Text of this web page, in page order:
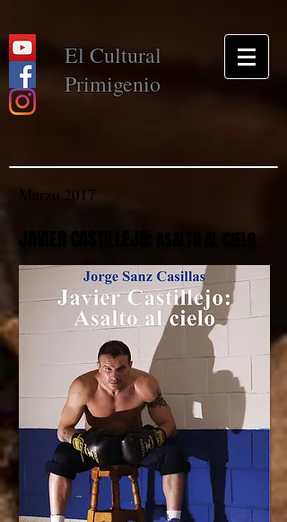
El Cultural
Primigenio
Marzo 2017
ASALTO AL CIELO